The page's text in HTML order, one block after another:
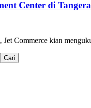
Center di
Commerce kian